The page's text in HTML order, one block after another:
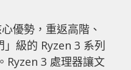
優勢，重返高階、
級的 Ryzen 3 系列
Ryzen 3 處理器讓文